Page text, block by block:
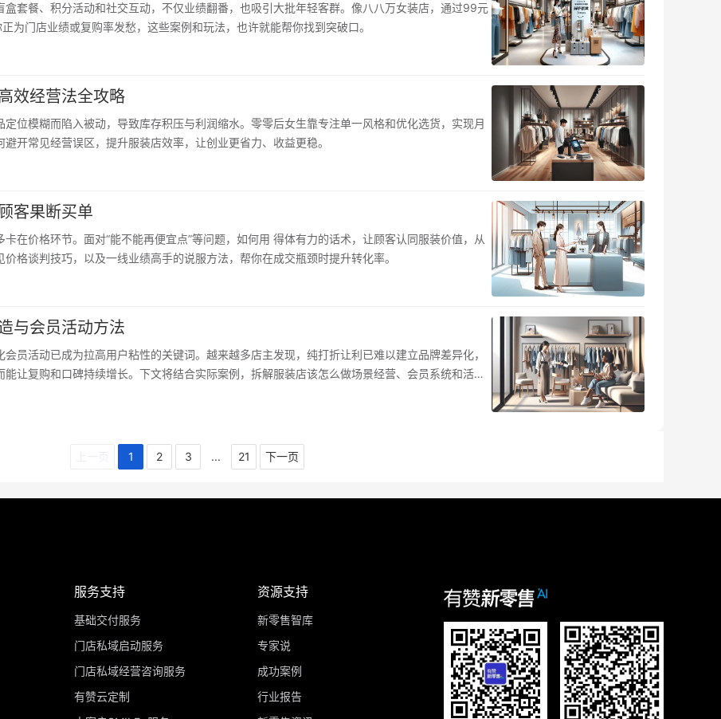
套餐、积分活动和社交互动，不仅业绩翻番，也吸引大批年轻客群。像八八万女装店，通过99元
为门店业绩或复购率发愁，这些案例和玩法，也许就能帮你找到突破口。
效经营法全攻略
位模糊而陷入被动，导致库存积压与利润缩水。零零后女生靠专注单一风格和优化选货，实现月
开常见经营误区，提升服装店效率，让创业更省力、收益更稳。
客果断买单
在价格环节。面对“能不能再便宜点”等问题，如何用 得体有力的话术，让顾客认同服装价值，从
格谈判技巧，以及一线业绩高手的说服方法，帮你在成交瓶颈时提升转化率。
与会员活动方法
员活动已成为拉高用户粘性的关键词。越来越多店主发现，纯打折让利已难以建立品牌差异化，
让复购和口碑持续增长。下文将结合实际案例，拆解服装店该怎么做场景经营、会员系统和活动
1 2 3 ... 21 下一页
服务支持
基础交付服务
门店私域启动服务
门店私域经营咨询服务
有赞云定制
资源支持
新零售智库
专家说
成功案例
行业报告